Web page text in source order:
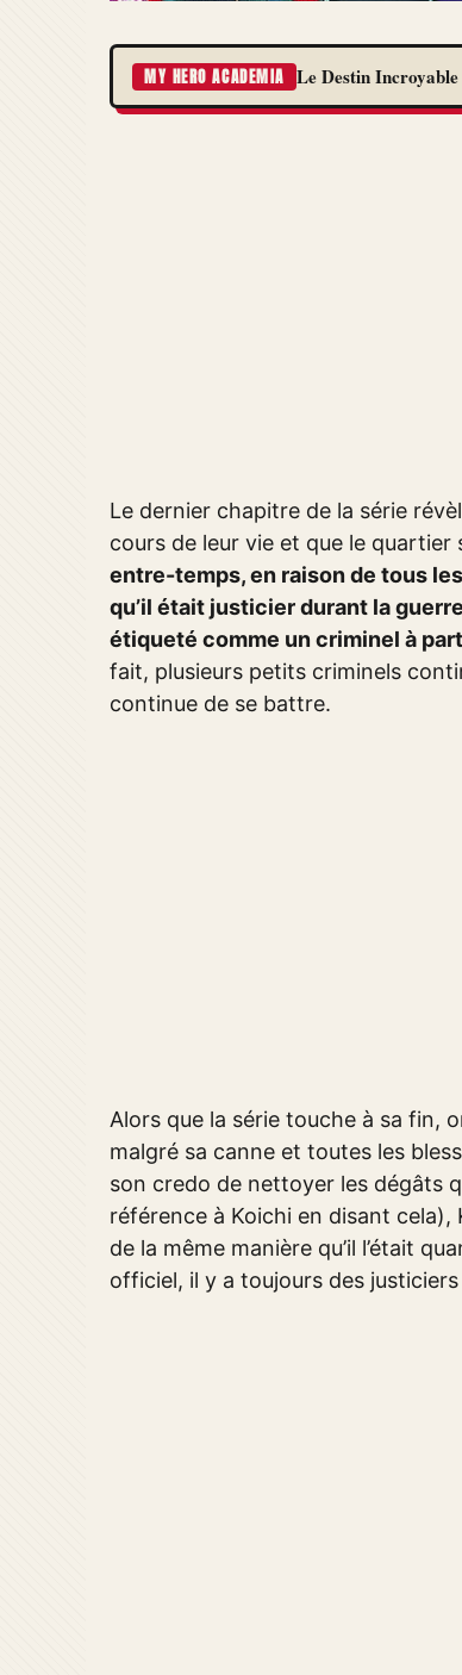
MY HERO ACADEMIA Le Destin
Le dernier chapitre de la série
cours de leur vie et que le quartier
entre-temps, en raison de tous
qu’il était justicier durant la
étiqueté comme un criminel à
fait, plusieurs petits criminels
continue de se battre.
Alors que la série touche à sa fin,
malgré sa canne et toutes les
son credo de nettoyer les dégâts
référence à Koichi en disant
de la même manière qu’il l’était
officiel, il y a toujours des